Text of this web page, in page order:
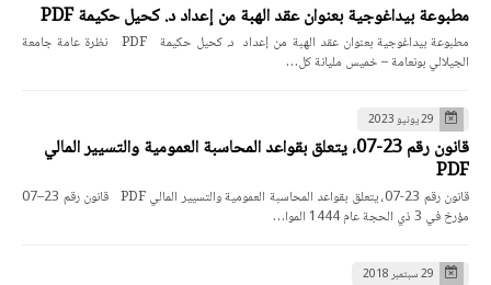
مطبوعة بيداغوجية بعنوان عقد الهبة من إعداد د. كحيل حكيمة PDF
مطبوعة بيداغوجية بعنوان عقد الهبة من إعداد د. كحيل حكيمة PDF نظرة عامة جامعة
الجيلالي بونعامة – خميس مليانة كل…
29 يونيو 2023
قانون رقم 23-07، يتعلق بقواعد المحاسبة العمومية والتسيير المالي
PDF
قانون رقم 23-07، يتعلق بقواعد المحاسبة العمومية والتسيير المالي PDF قانون رقم 23–07
مؤرخ في 3 ذي الحجة عام 1444 الموا…
29 سبتمبر 2018